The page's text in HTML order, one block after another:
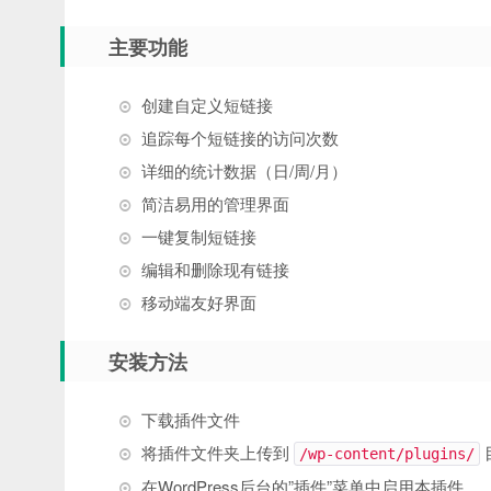
主要功能
创建自定义短链接
追踪每个短链接的访问次数
详细的统计数据（日/周/月）
简洁易用的管理界面
一键复制短链接
编辑和删除现有链接
移动端友好界面
安装方法
下载插件文件
将插件文件夹上传到
/wp-content/plugins/
在WordPress后台的”插件”菜单中启用本插件